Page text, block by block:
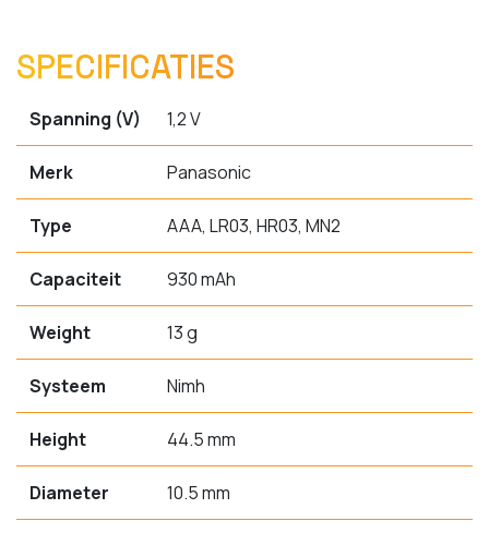
SPECIFICATIES
Spanning (V) 1,2 V
Merk Panasonic
Type AAA, LR03, HR03, MN2
Capaciteit 930 mAh
Weight 13 g
Systeem Nimh
Height 44.5 mm
Diameter 10.5 mm